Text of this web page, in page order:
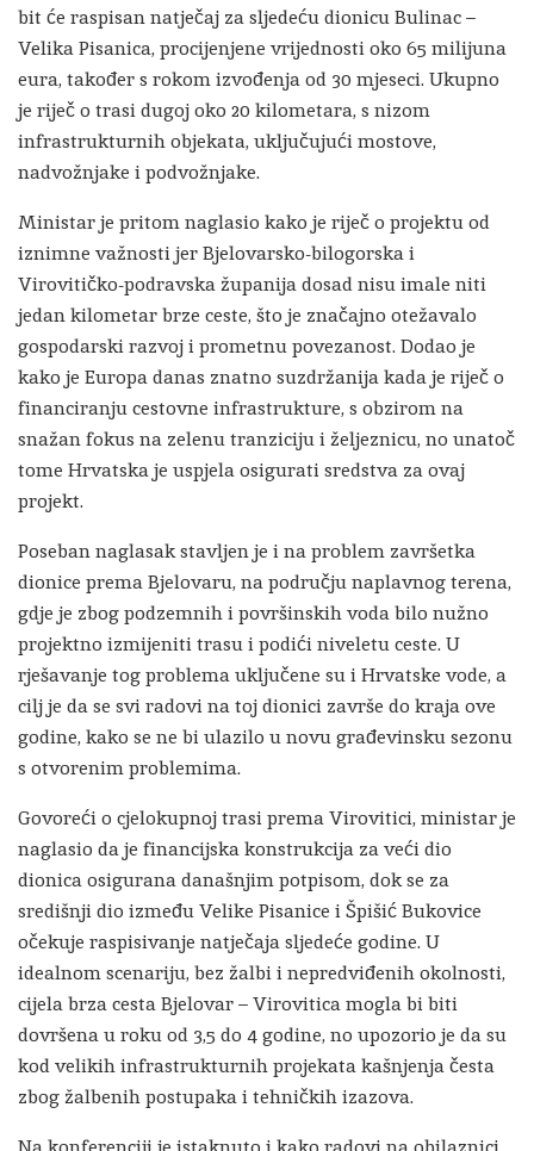
bit će raspisan natječaj za sljedeću dionicu Bulinac –
Velika Pisanica, procijenjene vrijednosti oko 65 milijuna
eura, također s rokom izvođenja od 30 mjeseci. Ukupno
je riječ o trasi dugoj oko 20 kilometara, s nizom
infrastrukturnih objekata, uključujući mostove,
nadvožnjake i podvožnjake.
Ministar je pritom naglasio kako je riječ o projektu od
iznimne važnosti jer Bjelovarsko-bilogorska i
Virovitičko-podravska županija dosad nisu imale niti
jedan kilometar brze ceste, što je značajno otežavalo
gospodarski razvoj i prometnu povezanost. Dodao je
kako je Europa danas znatno suzdržanija kada je riječ o
financiranju cestovne infrastrukture, s obzirom na
snažan fokus na zelenu tranziciju i željeznicu, no unatoč
tome Hrvatska je uspjela osigurati sredstva za ovaj
projekt.
Poseban naglasak stavljen je i na problem završetka
dionice prema Bjelovaru, na području naplavnog terena,
gdje je zbog podzemnih i površinskih voda bilo nužno
projektno izmijeniti trasu i podići niveletu ceste. U
rješavanje tog problema uključene su i Hrvatske vode, a
cilj je da se svi radovi na toj dionici završe do kraja ove
godine, kako se ne bi ulazilo u novu građevinsku sezonu
s otvorenim problemima.
Govoreći o cjelokupnoj trasi prema Virovitici, ministar je
naglasio da je financijska konstrukcija za veći dio
dionica osigurana današnjim potpisom, dok se za
središnji dio između Velike Pisanice i Špišić Bukovice
očekuje raspisivanje natječaja sljedeće godine. U
idealnom scenariju, bez žalbi i nepredviđenih okolnosti,
cijela brza cesta Bjelovar – Virovitica mogla bi biti
dovršena u roku od 3,5 do 4 godine, no upozorio je da su
kod velikih infrastrukturnih projekata kašnjenja česta
zbog žalbenih postupaka i tehničkih izazova.